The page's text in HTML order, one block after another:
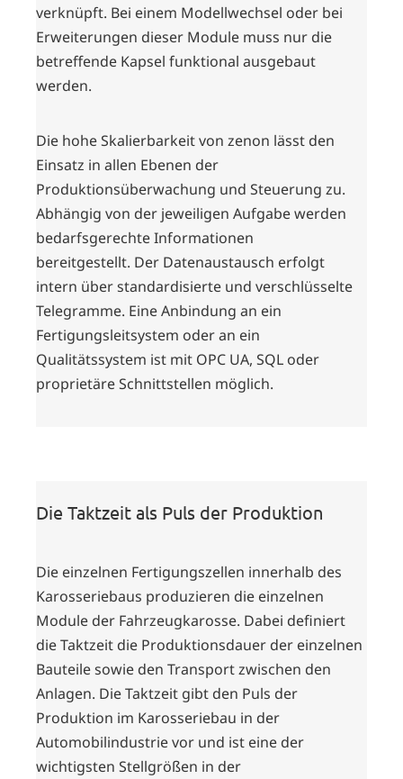
verknüpft. Bei einem Modellwechsel oder bei
Erweiterungen dieser Module muss nur die
betreffende Kapsel funktional ausgebaut
werden.
Die hohe Skalierbarkeit von zenon lässt den
Einsatz in allen Ebenen der
Produktionsüberwachung und Steuerung zu.
Abhängig von der jeweiligen Aufgabe werden
bedarfsgerechte Informationen
bereitgestellt. Der Datenaustausch erfolgt
intern über standardisierte und verschlüsselte
Telegramme. Eine Anbindung an ein
Fertigungsleitsystem oder an ein
Qualitätssystem ist mit OPC UA, SQL oder
proprietäre Schnittstellen möglich.
Die Taktzeit als Puls der Produktion
Die einzelnen Fertigungszellen innerhalb des
Karosseriebaus produzieren die einzelnen
Module der Fahrzeugkarosse. Dabei definiert
die Taktzeit die Produktionsdauer der einzelnen
Bauteile sowie den Transport zwischen den
Anlagen. Die Taktzeit gibt den Puls der
Produktion im Karosseriebau in der
Automobilindustrie vor und ist eine der
wichtigsten Stellgrößen in der